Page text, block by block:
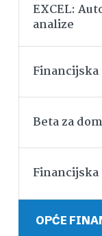
EXCEL:
analize
Financijska
Beta za
OPĆE